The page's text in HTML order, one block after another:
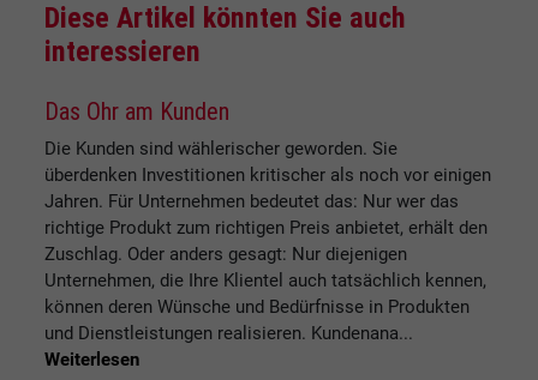
Diese Artikel könnten Sie auch
interessieren
Das Ohr am Kunden
Die Kunden sind wählerischer geworden. Sie
überdenken Investitionen kritischer als noch vor einigen
Jahren. Für Unternehmen bedeutet das: Nur wer das
richtige Produkt zum richtigen Preis anbietet, erhält den
Zuschlag. Oder anders gesagt: Nur diejenigen
Unternehmen, die Ihre Klientel auch tatsächlich kennen,
können deren Wünsche und Bedürfnisse in Produkten
und Dienstleistungen realisieren. Kundenana...
Weiterlesen